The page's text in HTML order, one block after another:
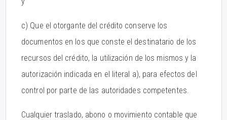
c) Que el otorgante del crédito conserve los
documentos en los que conste el destinatario de los
recursos del crédito, la utilización de los mismos y la
autorización indicada en el literal a), para efectos del
control por parte de las autoridades competentes.
Cualquier traslado, abono o movimiento contable que